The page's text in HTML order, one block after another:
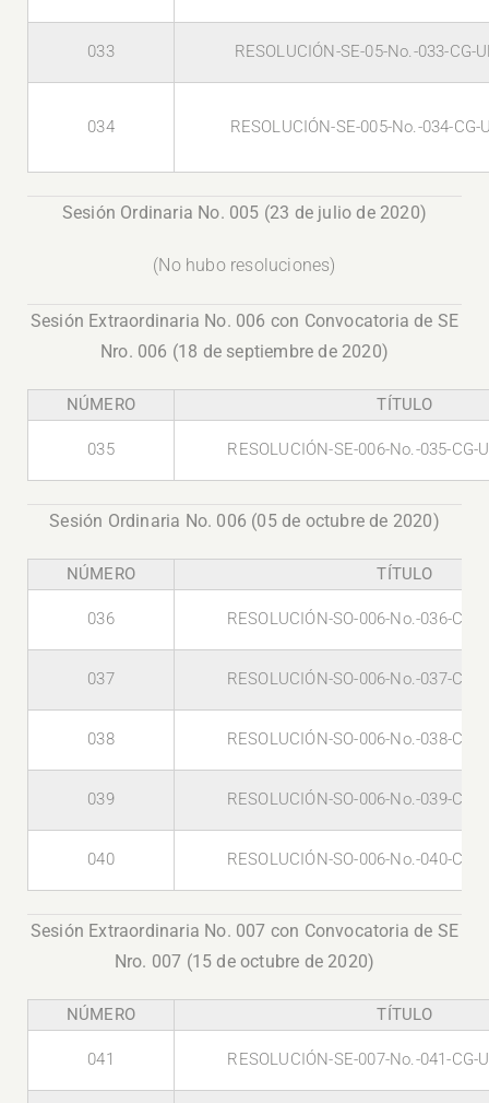
033 RESOLUCIÓN-SE-05-No.-033-CG-
034 RESOLUCIÓN-SE-005-No.-034-CG-
Sesión Ordinaria No. 005 (23 de julio de 2020)
(No hubo resoluciones)
Sesión Extraordinaria No. 006 con Convocatoria de SE
Nro. 006 (18 de septiembre de 2020)
NÚMERO TÍTULO
035 RESOLUCIÓN-SE-006-No.-035-CG-
Sesión Ordinaria No. 006 (05 de octubre de 2020)
NÚMERO TÍTULO
036 RESOLUCIÓN-SO-006-No.-036-CG-
037 RESOLUCIÓN-SO-006-No.-037-CG-
038 RESOLUCIÓN-SO-006-No.-038-CG-
039 RESOLUCIÓN-SO-006-No.-039-CG-
040 RESOLUCIÓN-SO-006-No.-040-CG-
Sesión Extraordinaria No. 007 con Convocatoria de SE
Nro. 007 (15 de octubre de 2020)
NÚMERO TÍTULO
041 RESOLUCIÓN-SE-007-No.-041-CG-